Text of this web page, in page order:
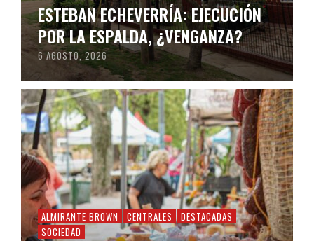
ESTEBAN ECHEVERRÍA: EJECUCIÓN
POR LA ESPALDA, ¿VENGANZA?
6 AGOSTO, 2026
ALMIRANTE BROWN CENTRALES
DESTACADAS
SOCIEDAD